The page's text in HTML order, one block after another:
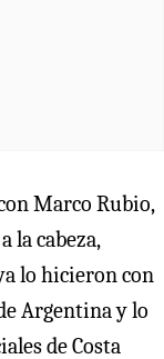
Marco Rubio,
la cabeza,
lo hicieron con
Argentina y lo
de Costa